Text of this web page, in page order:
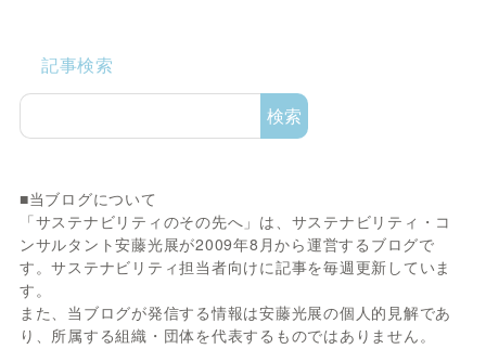
記事検索
検索
■当ブログについて
「サステナビリティのその先へ」は、サステナビリティ・コ
ンサルタント安藤光展が2009年8月から運営するブログで
す。サステナビリティ担当者向けに記事を毎週更新していま
す。
また、当ブログが発信する情報は安藤光展の個人的見解であ
り、所属する組織・団体を代表するものではありません。